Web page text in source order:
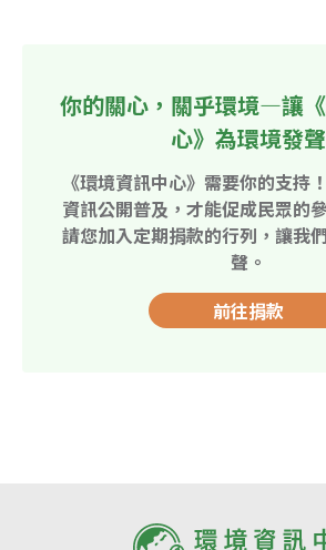
你的關心，關乎環境—讓
心》為環境發聲
《環境資訊中心》需要你的支持
資訊公開普及，才能促成民眾的
請您加入定期捐款的行列，讓我
聲。
前往捐款